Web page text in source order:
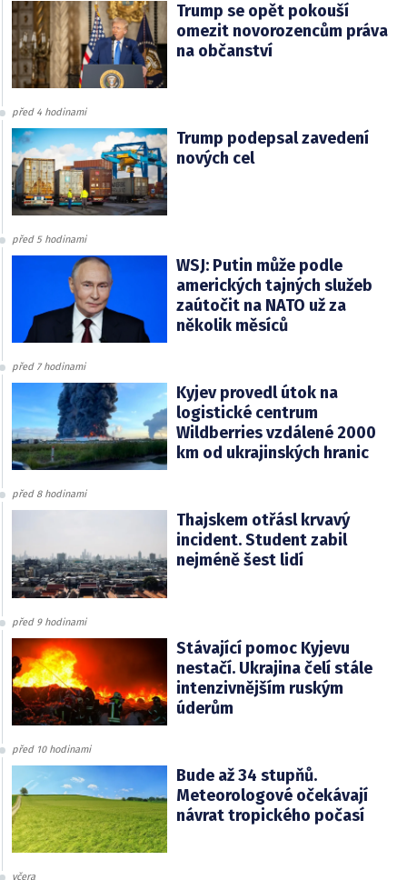
Trump se opět pokouší
omezit novorozencům práva
na občanství
před 4 hodinami
Trump podepsal zavedení
nových cel
před 5 hodinami
WSJ: Putin může podle
amerických tajných služeb
zaútočit na NATO už za
několik měsíců
před 7 hodinami
Kyjev provedl útok na
logistické centrum
Wildberries vzdálené 2000
km od ukrajinských hranic
před 8 hodinami
Thajskem otřásl krvavý
incident. Student zabil
nejméně šest lidí
před 9 hodinami
Stávající pomoc Kyjevu
nestačí. Ukrajina čelí stále
intenzivnějším ruským
úderům
před 10 hodinami
Bude až 34 stupňů.
Meteorologové očekávají
návrat tropického počasí
včera